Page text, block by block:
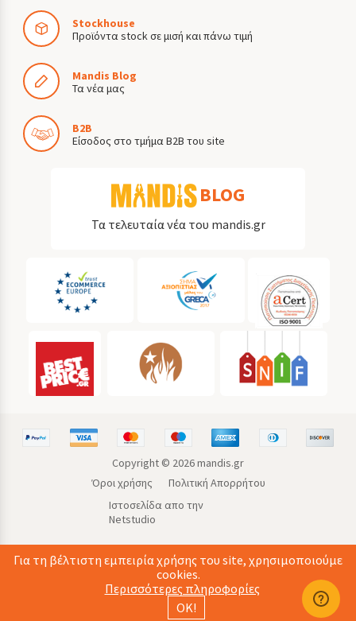
Stockhouse
Προϊόντα stock σε μισή και πάνω τιμή
Mandis Blog
Τα νέα μας
B2B
Είσοδος στο τμήμα B2B του site
BLOG
Τα τελευταία νέα του mandis.gr
Copyright © 2026mandis.gr
Όροι χρήσης
Πολιτική Απορρήτου
Ιστοσελίδα απο την
Netstudio
Για τη βέλτιστη εμπειρία χρήσης του site, χρησιμοποιούμε
cookies.
Περισσότερες πληροφορίες
ΟΚ!